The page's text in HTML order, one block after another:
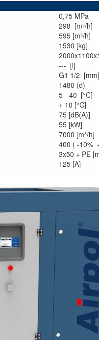
0,75 MPa
298 [m³/h]
595 [m³/h]
1530 [kg]
--- [l]
G1 1/2 [mm]
1480 (d)
5 - 40 [°C]
+ 10 [°C]
75 [dB(A)]
55 [kW]
7000 [m³/h]
400 ( -10%
3x50 + PE
125 [A]